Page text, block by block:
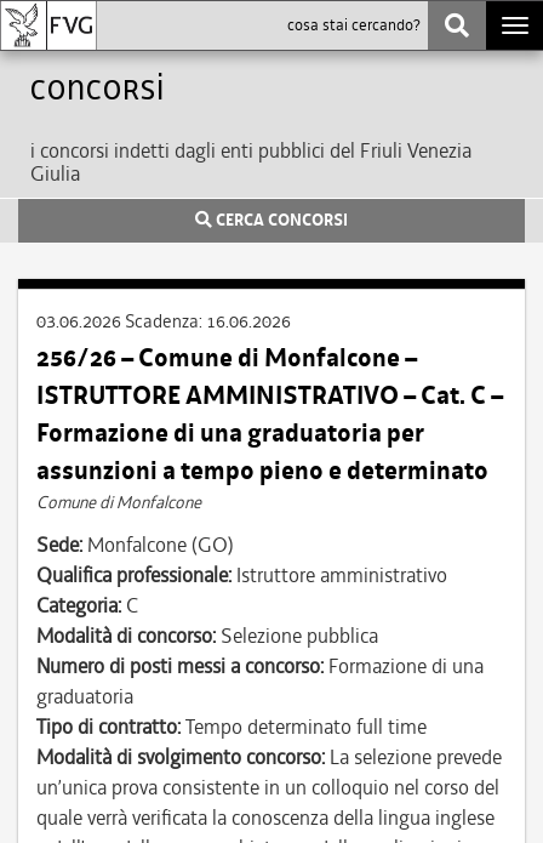
Concorsi
i concorsi indetti dagli enti pubblici del Friuli Venezia
Giulia
CERCA CONCORSI
03.06.2026 Scadenza: 16.06.2026
256/26 – Comune di Monfalcone –
ISTRUTTORE AMMINISTRATIVO – Cat. C –
Formazione di una graduatoria per
assunzioni a tempo pieno e determinato
Comune di Monfalcone
Sede: Monfalcone (GO)
Qualifica professionale: Istruttore amministrativo
Categoria: C
Modalità di concorso: Selezione pubblica
Numero di posti messi a concorso: Formazione di una
graduatoria
Tipo di contratto:Tempo determinato full time
Modalità di svolgimento concorso: La selezione prevede
un’unica prova consistente in un colloquio nel corso del
quale verrà verificata la conoscenza della lingua inglese